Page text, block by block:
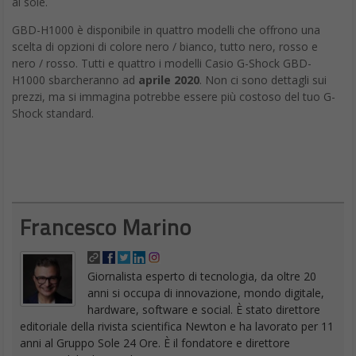
GBD-H1000 è disponibile in quattro modelli che offrono una
scelta di opzioni di colore nero / bianco, tutto nero, rosso e
nero / rosso. Tutti e quattro i modelli Casio G-Shock GBD-
H1000 sbarcheranno ad aprile 2020. Non ci sono dettagli sui
prezzi, ma si immagina potrebbe essere più costoso del tuo G-
Shock standard.
Francesco Marino
Giornalista esperto di tecnologia, da oltre 20
anni si occupa di innovazione, mondo digitale,
hardware, software e social. È stato direttore
editoriale della rivista scientifica Newton e ha lavorato per 11
anni al Gruppo Sole 24 Ore. È il fondatore e direttore